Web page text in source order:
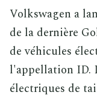
Volkswagen a
de la dernière
de véhicules
l'appellation ID.
électriques de